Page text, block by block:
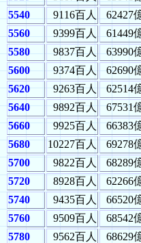
5540
9116百人 62427
5560
9399百人 61449
5580
9837百人 63990
5600
9374百人 62690
5620
9263百人 62514
5640
9892百人 67531
5660
9925百人 66383
5680
10227百人 69278
5700
9822百人 68289
5720
8928百人 62266
5740
9435百人 66520
5760
9509百人 68542
5780
9562百人 68629